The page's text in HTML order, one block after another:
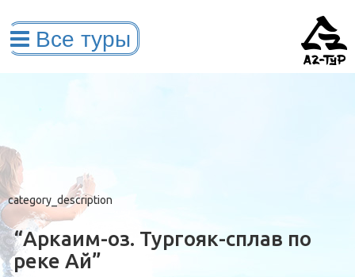
category_description
“Аркаим-оз. Тургояк-сплав по
реке Ай”